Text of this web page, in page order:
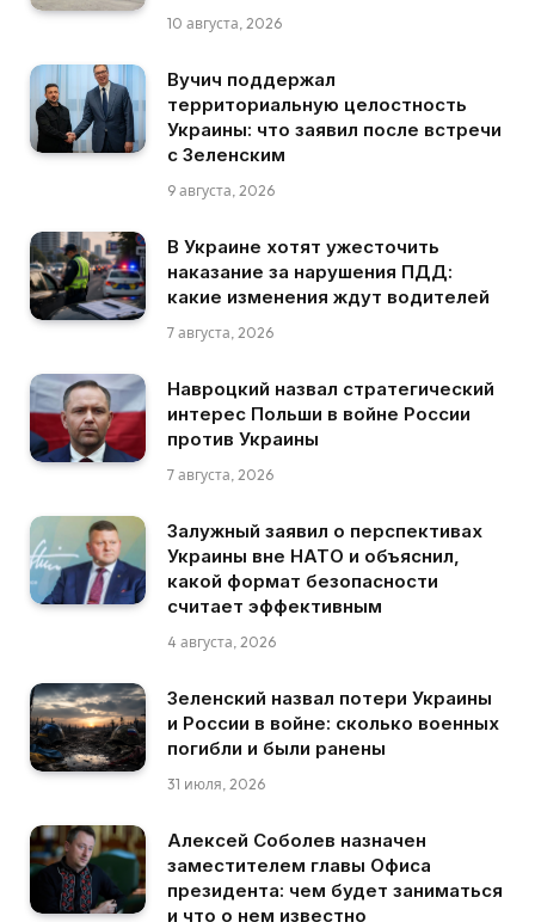
10 августа, 2026
Вучич поддержал
территориальную целостность
Украины: что заявил после встречи
с Зеленским
9 августа, 2026
В Украине хотят ужесточить
наказание за нарушения ПДД:
какие изменения ждут водителей
7 августа, 2026
Навроцкий назвал стратегический
интерес Польши в войне России
против Украины
7 августа, 2026
Залужный заявил о перспективах
Украины вне НАТО и объяснил,
какой формат безопасности
считает эффективным
4 августа, 2026
Зеленский назвал потери Украины
и России в войне: сколько военных
погибли и были ранены
31 июля, 2026
Алексей Соболев назначен
заместителем главы Офиса
президента: чем будет заниматься
и что о нем известно